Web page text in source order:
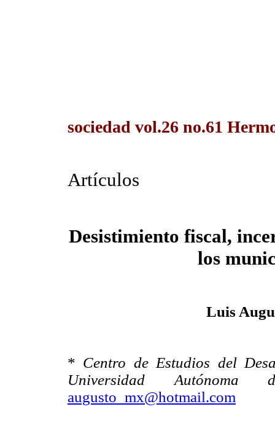
sociedad vol.26 no.61
Artículos
Desistimiento fiscal,
los
Luis
* Centro de Estudios del
Universidad
augusto_mx@hotmail.com